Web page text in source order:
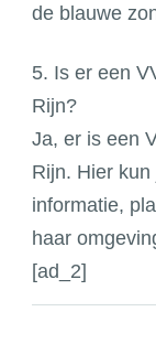
de blauwe
5. Is er een
Rijn?
Ja, er is een
Rijn. Hier
informatie,
haar
[ad_2]